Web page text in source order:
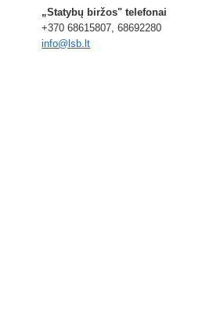
„Statybų biržos" telefonai
+370 68615807, 68692280
info@lsb.lt